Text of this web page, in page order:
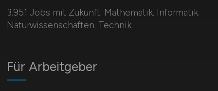
3.951 Jobs mit Zukunft. Mathematik. Informatik.
Naturwissenschaften. Technik.
Für Arbeitgeber